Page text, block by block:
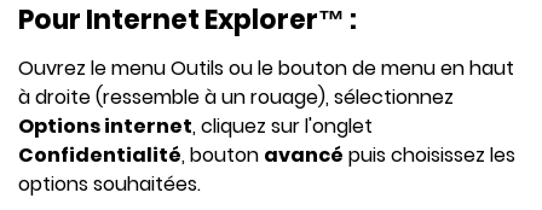
Pour Internet Explorer™ :
Ouvrez le menu Outils ou le bouton de menu en haut
à droite (ressemble à un rouage), sélectionnez
Options internet, cliquez sur l'onglet
Confidentialité, bouton avancé puis choisissez les
options souhaitées.